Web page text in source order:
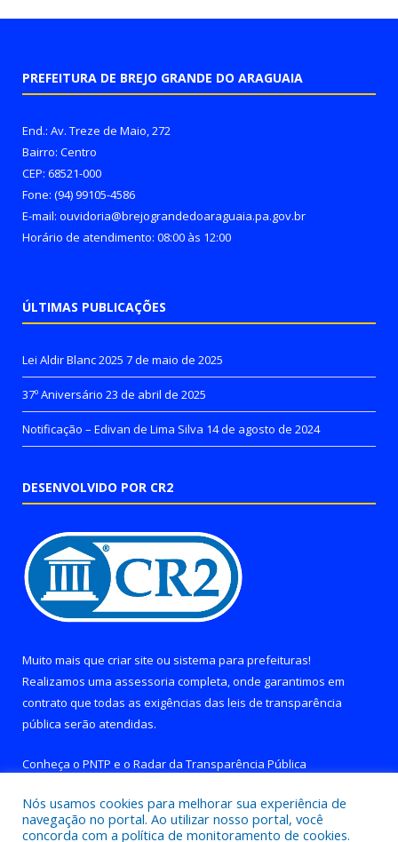
PREFEITURA DE BREJO GRANDE DO ARAGUAIA
End.: Av. Treze de Maio, 272
Bairro: Centro
CEP: 68521-000
Fone: (94) 99105-4586
E-mail: ouvidoria@brejograndedoaraguaia.pa.gov.br
Horário de atendimento: 08:00 às 12:00
ÚLTIMAS PUBLICAÇÕES
Lei Aldir Blanc 2025 7 de maio de 2025
37º Aniversário 23 de abril de 2025
Notificação – Edivan de Lima Silva 14 de agosto de 2024
DESENVOLVIDO POR CR2
Muito mais que criar site ou sistema para prefeituras!
Realizamos uma assessoria completa, onde garantimos em
contrato que todas as exigências das leis de transparência
pública serão atendidas.
Conheça o PNTP e o Radar da Transparência Pública
Nós usamos cookies para melhorar sua experiência de
navegação no portal. Ao utilizar nosso portal, você
concorda com a política de monitoramento de cookies.